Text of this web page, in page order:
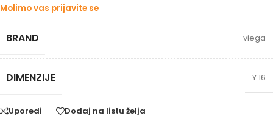
Molimo vas prijavite se
BRAND viega
DIMENZIJE Y 16
Uporedi Dodaj na listu želja